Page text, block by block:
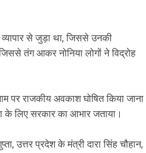
से जुड़ा था, जिससे उनकी
तंग आकर नोनिया लोगों ने विद्रोह
पर राजकीय अवकाश घोषित किया जाना
के लिए सरकार का आभार जताया।
उत्तर प्रदेश के मंत्री दारा सिंह चौहान,